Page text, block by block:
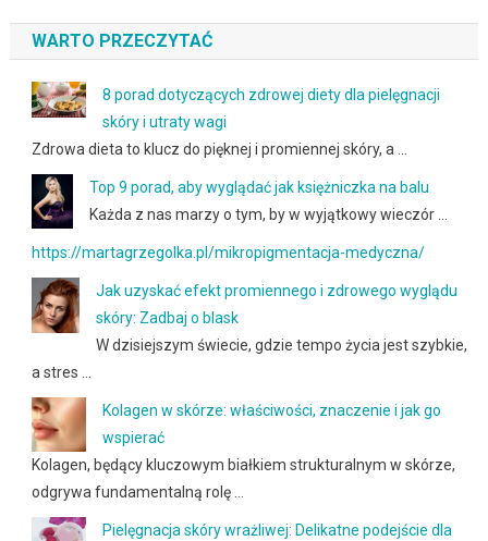
WARTO PRZECZYTAĆ
8 porad dotyczących zdrowej diety dla pielęgnacji
skóry i utraty wagi
Zdrowa dieta to klucz do pięknej i promiennej skóry, a …
Top 9 porad, aby wyglądać jak księżniczka na balu
Każda z nas marzy o tym, by w wyjątkowy wieczór …
https://martagrzegolka.pl/mikropigmentacja-medyczna/
Jak uzyskać efekt promiennego i zdrowego wyglądu
skóry: Zadbaj o blask
W dzisiejszym świecie, gdzie tempo życia jest szybkie,
a stres …
Kolagen w skórze: właściwości, znaczenie i jak go
wspierać
Kolagen, będący kluczowym białkiem strukturalnym w skórze,
odgrywa fundamentalną rolę …
Pielęgnacja skóry wrażliwej: Delikatne podejście dla